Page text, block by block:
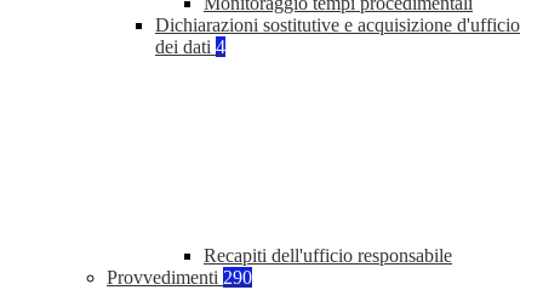
Dichiarazioni sostitutive e acquisizione d'ufficio
dei dati 4
Recapiti dell'ufficio responsabile
Provvedimenti 290